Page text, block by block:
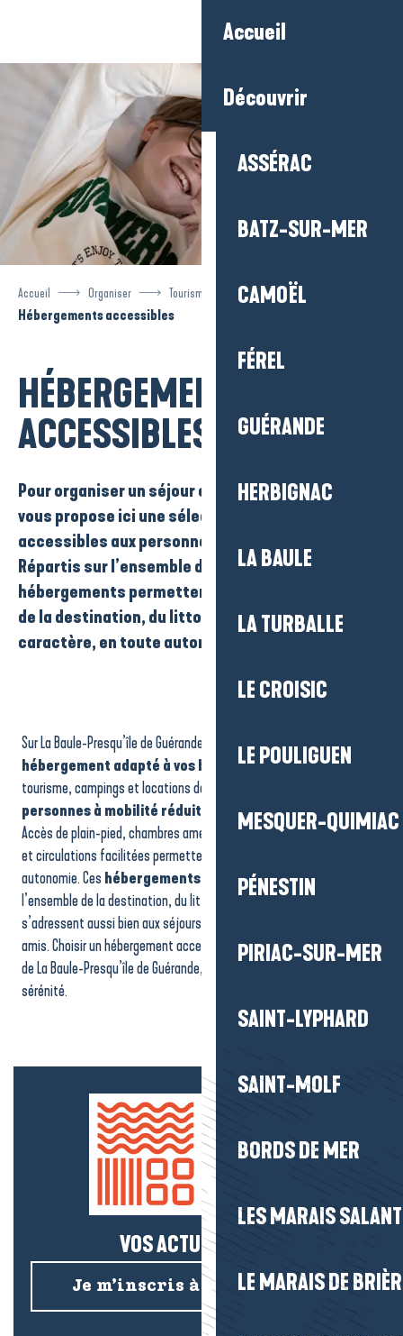
Accueil
Découvrir
ASSÉRAC
BATZ-SUR-MER
CAMOËL
FÉREL
GUÉRANDE
HERBIGNAC
LA BAULE
LA TURBALLE
LE CROISIC
LE POULIGUEN
MESQUER-QUIMIAC
PÉNESTIN
PIRIAC-SUR-MER
SAINT-LYPHARD
SAINT-MOLF
BORDS DE MER
LES MARAIS
LE MARAIS DE
Accueil Organiser
Tourisme accessible
Hébergements accessibles
HÉBERGEMENTS
ACCESSIBLES
Pour organiser un séjour en toute tranquillité, on
vous propose ici une sélection d’hébergements
accessibles aux personnes à mobilité réduite
Répartis sur l’ensemble du territoire, ces
hébergements permettent de profiter pleinement
de la destination, du littoral aux villages de
caractère, en toute autonomie et simplicité.
Aire de camping-cars Le Véridet
Camping "Le Kerfalher" ACCCF
Camping - L'Eden
Polohan
Goélia – Résidence les Voiles blanches
Hôtel - Amirauté
Camping - La Fontaine
Hôtel - Relais Thalasso Pornichet Baie de La Baule
Camping - l'Etang du Pays Blanc
Camping - Village vacances Cévéo Château de Tréambert
Sur La Baule-Presqu’île de Guérande, vous trouverez forcémentun
hébergement adapté à vos besoins. Hôtels, résidences de
tourisme, campings et locations de vacances
personnes à mobilité réduite
dans des conditions adaptées.
Accès de plain-pied, chambres aménagées, sanitaires fonctionnels
et circulations facilitées permettent de séjourner en toute
autonomie. Ces hébergements accessiblessont répartis sur
l’ensemble de la destination, du littoral aux villages de caractère. Ils
s’adressent aussi bien aux séjours en couple, en famille ou entre
amis. Choisir un hébergement accessible, c’est profiter pleinement
de La Baule-Presqu’île de Guérande, sans contrainte et en toute
sérénité.
VOS ACTUS SALÉES !
Je m’inscris à la newsletter